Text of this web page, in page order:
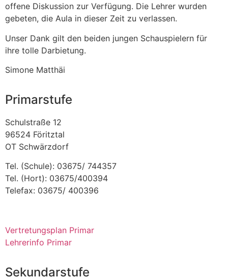
offene Diskussion zur Verfügung. Die Lehrer wurden
gebeten, die Aula in dieser Zeit zu verlassen.
Unser Dank gilt den beiden jungen Schauspielern für
ihre tolle Darbietung.
Simone Matthäi
Primarstufe
Schulstraße 12
96524 Föritztal
OT Schwärzdorf
Tel. (Schule): 03675/ 744357
Tel. (Hort): 03675/400394
Telefax: 03675/ 400396
Vertretungsplan Primar
Lehrerinfo Primar
Sekundarstufe